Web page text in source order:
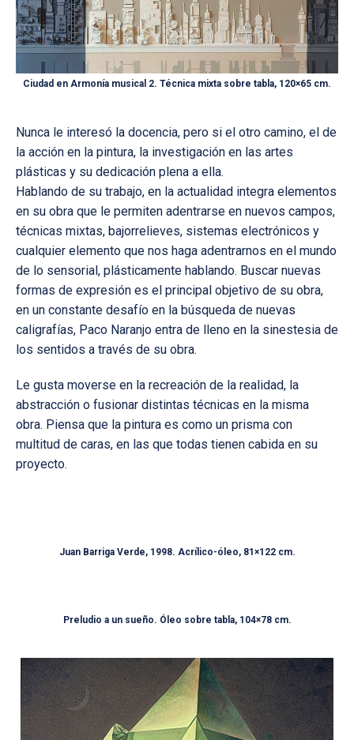
Ciudad en Armonía musical 2. Técnica mixta sobre tabla, 120×65 cm.
Nunca le interesó la docencia, pero si el otro camino, el de
la acción en la pintura, la investigación en las artes
plásticas y su dedicación plena a ella.
Hablando de su trabajo, en la actualidad integra elementos
en su obra que le permiten adentrarse en nuevos campos,
técnicas mixtas, bajorrelieves, sistemas electrónicos y
cualquier elemento que nos haga adentrarnos en el mundo
de lo sensorial, plásticamente hablando. Buscar nuevas
formas de expresión es el principal objetivo de su obra,
en un constante desafío en la búsqueda de nuevas
caligrafías, Paco Naranjo entra de lleno en la sinestesia de
los sentidos a través de su obra.
Le gusta moverse en la recreación de la realidad, la
abstracción o fusionar distintas técnicas en la misma
obra. Piensa que la pintura es como un prisma con
multitud de caras, en las que todas tienen cabida en su
proyecto.
Juan Barriga Verde, 1998. Acrílico-óleo, 81×122 cm.
Preludio a un sueño. Óleo sobre tabla, 104×78 cm.